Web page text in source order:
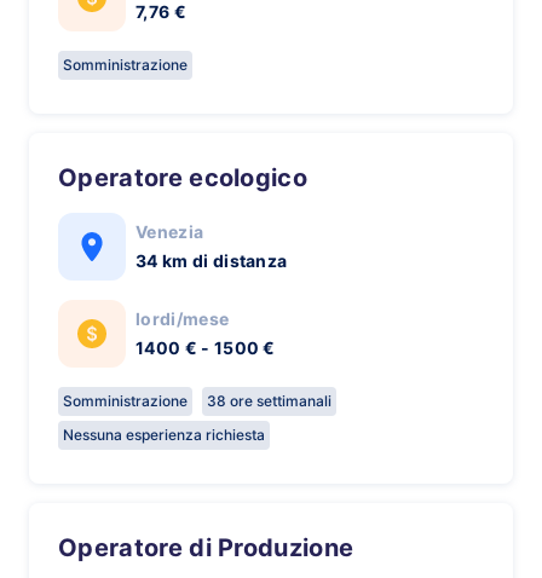
7,76 €
Somministrazione
Operatore ecologico
Venezia
34 km di distanza
lordi/mese
1400 € - 1500 €
Somministrazione
38 ore settimanali
Nessuna esperienza richiesta
Operatore di Produzione